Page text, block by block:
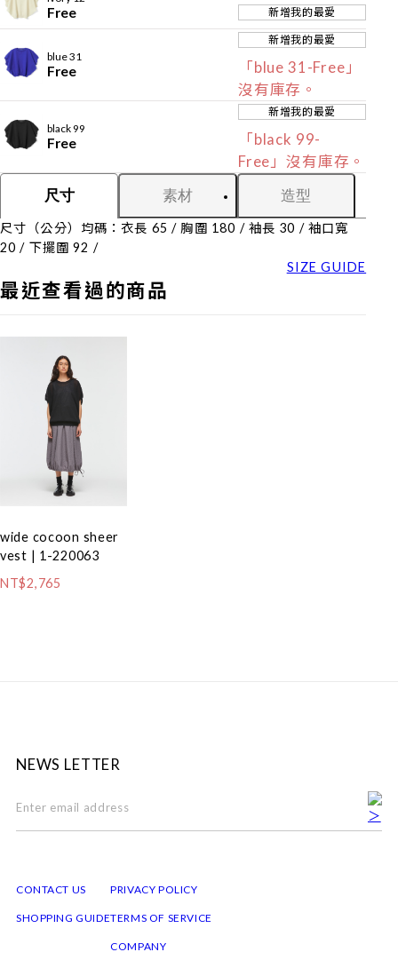
Free
新增我的最愛
blue 31
Free
新增我的最愛
「blue 31-Free」
沒有庫存。
black 99
Free
新增我的最愛
「black 99-
Free」沒有庫存。
尺寸 素材 造型
尺寸（公分）均碼：衣長 65 / 胸圍 180 / 袖長 30 / 袖口寬
20 / 下擺圍 92 /
SIZE GUIDE
最近查看過的商品
wide cocoon sheer
vest | 1-220063
NT$2,765
NEWS LETTER
CONTACT US
SHOPPING GUIDE
PRIVACY POLICY
TERMS OF SERVICE
COMPANY